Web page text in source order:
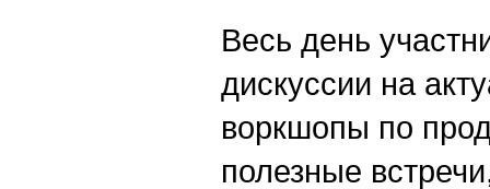
Весь день
дискуссии на
воркшопы по
полезные